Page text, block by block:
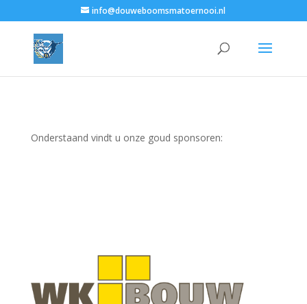
info@douweboomsmatoernooi.nl
Onderstaand vindt u onze goud sponsoren: